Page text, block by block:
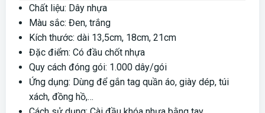
Chất liệu: Dây nhựa
Màu sắc: Đen, trắng
Kích thước: dài 13,5cm, 18cm, 21cm
Đặc điểm: Có đầu chốt nhựa
Quy cách đóng gói: 1.000 dây/gói
Ứng dụng: Dùng để gắn tag quần áo, giày dép, túi
xách, đồng hồ,…